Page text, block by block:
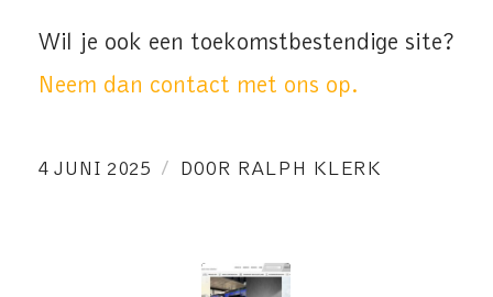
Wil je ook een toekomstbestendige site?
Neem dan contact met ons op.
4 JUNI 2025 / DOOR RALPH KLERK